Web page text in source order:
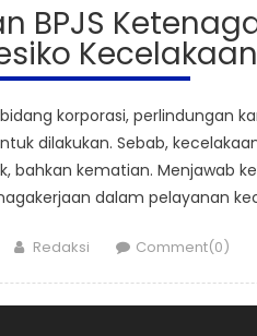
BPJS
korporasi, perlindungan
dilakukan. Sebab,
kematian. Menjawab
dalam pelayanan
Author
Redaksi Comment(0)